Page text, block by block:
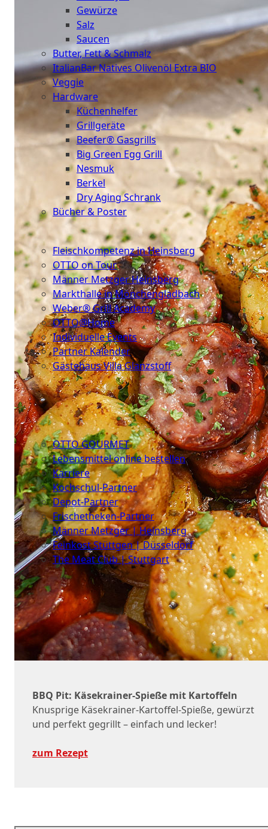
Gewürze
Salz
Saucen
Butter, Fett & Schmalz
ItalianBar Natives Olivenöl Extra BIO
Veggie
Hardware
Küchenhelfer
Grillgeräte
Beefer® Gasgrills
Big Green Egg Grill
Nesmuk
Berkel
Dry Aging Schrank
Bücher & Poster
Events
Fleischkompetenz in Heinsberg
OTTO on Tour
Männer Metzger Heinsberg
Markthalle in Mönchengladbach
Weber® Grill Academy
OTTO@Home
Individuelle Events
Partner Kalender
Gästehaus Villa Glanzstoff
Gutscheine
Über
uns
OTTO GOURMET
Lebensmittel online bestellen
Karriere
Kochschul-Partner
Depot-Partner
Frischetheken-Partner
Männer Metzger | Heinsberg
Feinkost Stüttgen | Düsseldorf
The Meat Club | Stuttgart
Geschäftskunden
BBQ Pit: Käsekrainer-Spieße mit Kartoffeln
Knusprige Käsekrainer-Kartoffel-Spieße, gewürzt
und perfekt gegrillt – einfach und lecker!
zum Rezept